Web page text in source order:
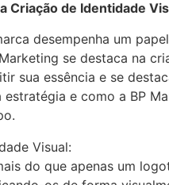
Criação de Identidade
desempenha um
se destaca na
sua essência e se
e como a BP
Visual:
do que apenas um